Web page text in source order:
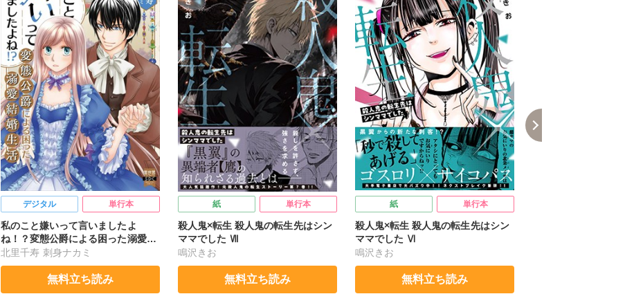
デジタル 単行本
私のこと嫌いって言いましたよ
ね！？変態公爵による困った溺愛結
婚生活【単行本版】【電子限定特典
付き】9
北里千寿 刺身ナカミ
無料立ち読み
紙 単行本
殺人鬼×転生 殺人鬼の転生先はシン
ママでした Ⅶ
鳴沢きお
無料立ち読み
紙 単行本
殺人鬼×転生 殺人鬼の転生先はシン
ママでした Ⅵ
鳴沢きお
無料立ち読み